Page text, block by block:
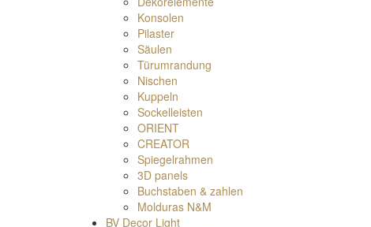
Konsolen
Pilaster
Säulen
Türumrandung
Nischen
Kuppeln
Sockelleisten
ORIENT
CREATOR
Spiegelrahmen
3D panels
Buchstaben & zahlen
Molduras N&M
BV Decor Light